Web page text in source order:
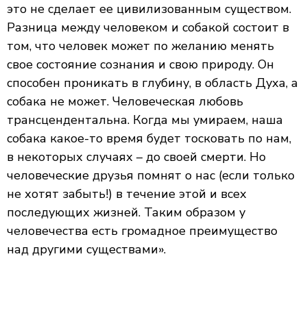
это не сделает ее цивилизованным существом.
Разница между человеком и собакой состоит в
том, что человек может по желанию менять
свое состояние сознания и свою природу. Он
способен проникать в глубину, в область Духа, а
собака не может. Человеческая любовь
трансцендентальна. Когда мы умираем, наша
собака какое-то время будет тосковать по нам,
в некоторых случаях – до своей смерти. Но
человеческие друзья помнят о нас (если только
не хотят забыть!) в течение этой и всех
последующих жизней. Таким образом у
человечества есть громадное преимущество
над другими существами».